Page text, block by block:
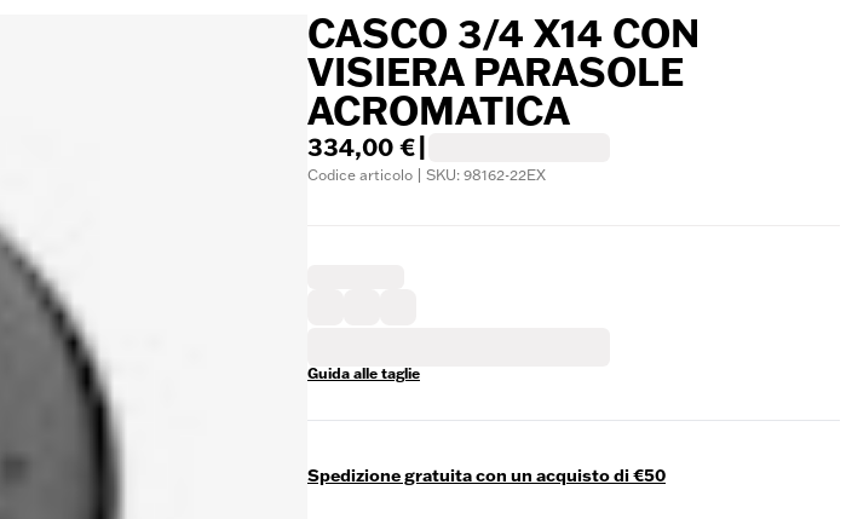
CASCO 3/4 X14 CON
VISIERA PARASOLE
ACROMATICA
334,00 €
Codice articolo | SKU: 98162-22EX
Guida alle taglie
Spedizione gratuita con un acquisto di €50